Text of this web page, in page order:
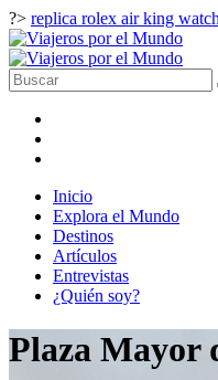
?> replica rolex air king
Inicio
Explora el Mundo
Destinos
Artículos
Entrevistas
¿Quién soy?
Plaza Mayor